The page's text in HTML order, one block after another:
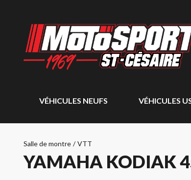
VÉHICULES NEUFS VÉHICULES
Salle de montre / VTT
YAMAHA KODIAK